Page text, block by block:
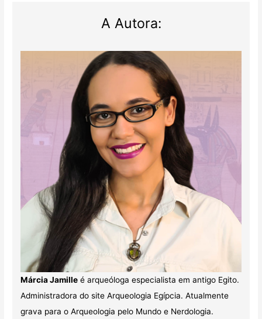
A Autora:
Márcia Jamilleé arqueóloga especialista em antigo Egito.
Administradora do site Arqueologia Egípcia. Atualmente
grava para o Arqueologia pelo Mundo e Nerdologia.